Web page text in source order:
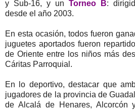
y Sub-16, y un Torneo B:
desde el año 2003.
En esta ocasión, todos fueron
juguetes aportados fueron
de Oriente entre los niños más
Cáritas Parroquial.
En lo deportivo, destacar que
jugadores de la provincia de
de Alcalá de Henares, Alcorcón